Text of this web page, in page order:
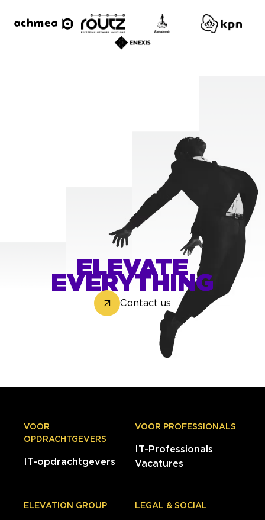
ELEVATE
EVERYTHING
Contact us
VOOR
OPDRACHTGEVERS
IT-opdrachtgevers
VOOR PROFESSIONALS
IT-Professionals
Vacatures
ELEVATION GROUP LEGAL & SOCIAL